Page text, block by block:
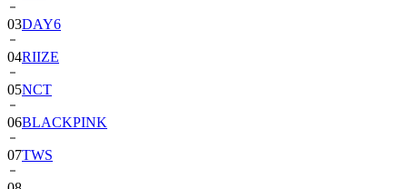
04RIIZE
05NCT
06BLACKPINK
07TWS
08
卞